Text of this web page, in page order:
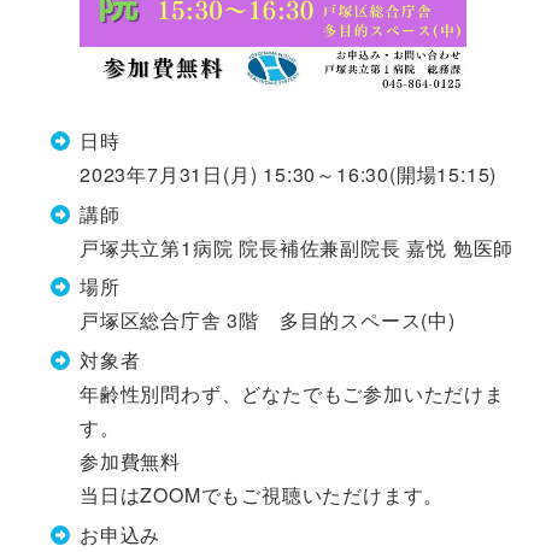
日時
2023年7月31日(月) 15:30～16:30(開場15:15)
講師
戸塚共立第1病院 院長補佐兼副院長 嘉悦 勉医師
場所
戸塚区総合庁舎 3階 多目的スペース(中)
対象者
年齢性別問わず、どなたでもご参加いただけま
す。
参加費無料
当日はZOOMでもご視聴いただけます。
お申込み